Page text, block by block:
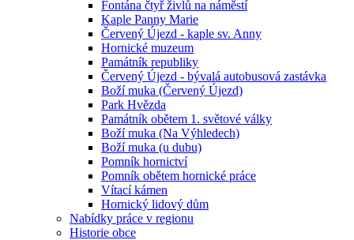
Fontána čtyř živlů na náměstí
Kaple Panny Marie
Červený Újezd - kaple sv. Anny
Hornické muzeum
Památník republiky
Červený Újezd - bývalá autobusová zastávka
Boží muka (Červený Újezd)
Park Hvězda
Památník obětem 1. světové války
Boží muka (Na Výhledech)
Boží muka (u dubu)
Pomník hornictví
Pomník obětem hornické práce
Vítací kámen
Hornický lidový dům
Nabídky práce v regionu
Historie obce